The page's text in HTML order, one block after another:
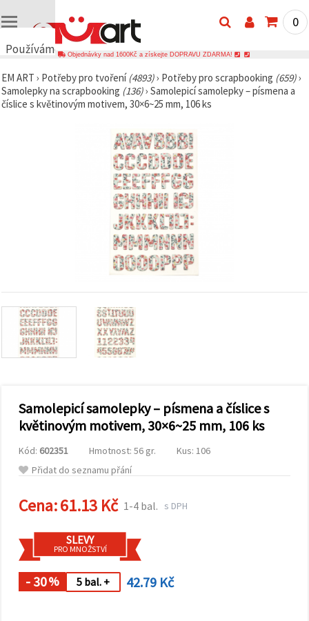
Používáme
🍪
Používáme
cookies a
zobrazovali
obsah a
reklamu, a
to i s
pomocí
našich
marketing.
Můžete
souhlasit s
všech
cookies
kliknutím
vše!" Nebo
uvést své
preference v
Nastavení
výběrem
daného
0
Objednávky nad 1600Kč a získejte DOPRAVU ZDARMA!
EM ART › Potřeby pro tvoření (4893)› Potřeby pro scrapbooking (659)›
Samolepky na scrapbooking (136)› Samolepicí samolepky – písmena a
číslice s květinovým motivem, 30×6~25 mm, 106 ks
Samolepicí samolepky – písmena a číslice s
květinovým motivem, 30×6~25 mm, 106 ks
Kód: 602351 Hmotnost: 56 gr.
Kus: 106
Přidat do seznamu přání
Cena:61.13 Kč 1-4 bal. s DPH
SLEVY
PRO MNOŽSTVÍ
- 30% 5 bal. + 42.79 Kč